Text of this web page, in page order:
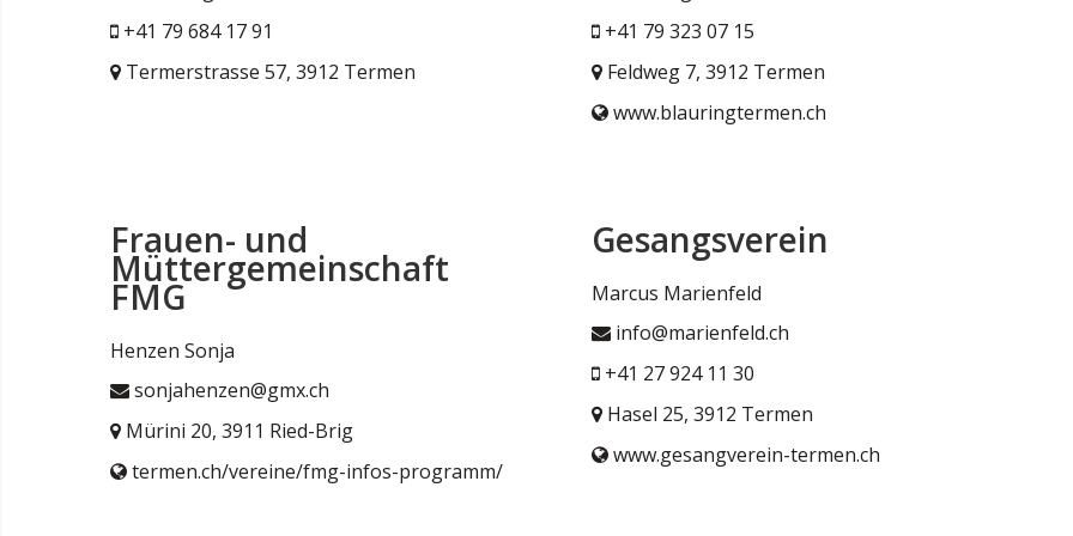
Termerstrasse 57, 3912 Termen
+41 79 684 17 91
Feldweg 7, 3912 Termen
+41 79 323 07 15
www.blauringtermen.ch
Frauen- und
Müttergemeinschaft
FMG
Henzen Sonja
Mürini 20, 3911 Ried-Brig
sonjahenzen@gmx.ch
termen.ch/vereine/fmg-infos-programm/
Gesangsverein
Marcus Marienfeld
Hasel 25, 3912 Termen
info@marienfeld.ch
+41 27 924 11 30
www.gesangverein-termen.ch